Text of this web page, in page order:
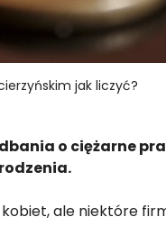
jak liczyć?
o ciężarne
ale niektóre